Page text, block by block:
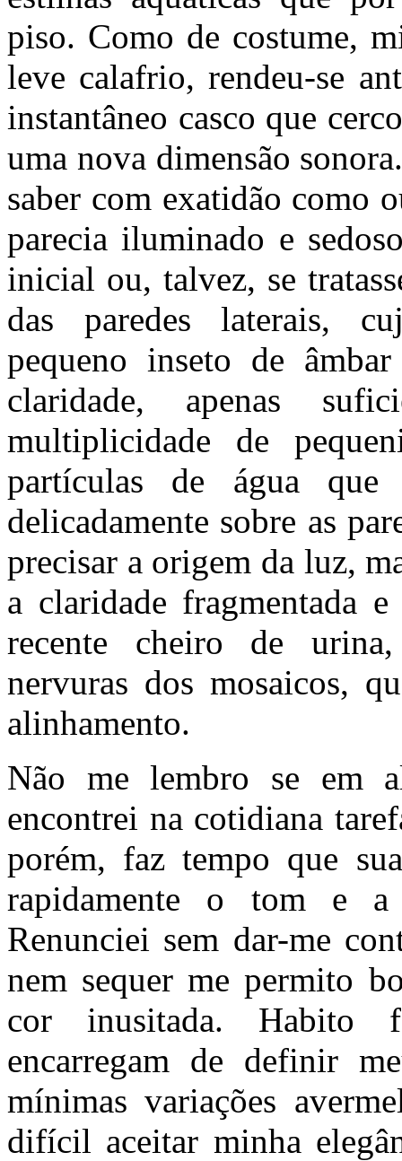
piso. Como de costume,
leve calafrio, rendeu-se
instantâneo casco que
uma nova dimensão
saber com exatidão como
parecia iluminado e
inicial ou, talvez, se
das paredes laterais,
pequeno inseto de
claridade, apenas
multiplicidade de
partículas de água que
delicadamente sobre as
precisar a origem da luz,
a claridade fragmentada
recente cheiro de urina,
nervuras dos mosaicos,
alinhamento.
Não me lembro se em
encontrei na cotidiana
porém, faz tempo que
rapidamente o tom e a
Renunciei sem dar-me
nem sequer me permito
cor inusitada. Habito
encarregam de definir
mínimas variações
difícil aceitar minha